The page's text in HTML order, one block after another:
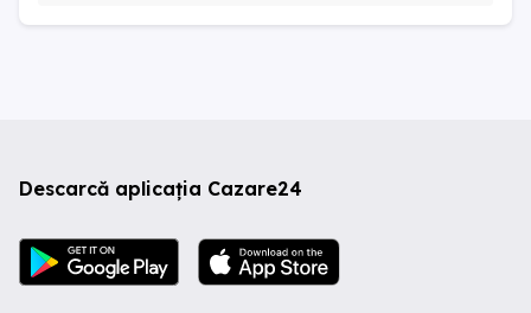
Descarcă aplicația Cazare24